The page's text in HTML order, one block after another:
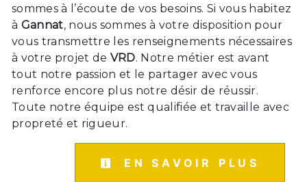
sommes à l’écoute de vos besoins. Si vous habitez
à Gannat, nous sommes à votre disposition pour
vous transmettre les renseignements nécessaires
à votre projet de VRD. Notre métier est avant
tout notre passion et le partager avec vous
renforce encore plus notre désir de réussir.
Toute notre équipe est qualifiée et travaille avec
propreté et rigueur.
EN SAVOIR PLUS